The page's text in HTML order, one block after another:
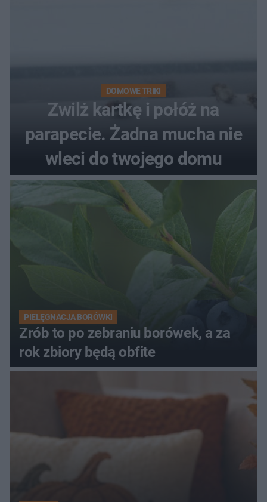
DOMOWE TRIKI
Zwilż kartkę i połóż na
parapecie. Żadna mucha nie
wleci do twojego domu
PIELĘGNACJA BORÓWKI
Zrób to po zebraniu borówek, a za
rok zbiory będą obfite